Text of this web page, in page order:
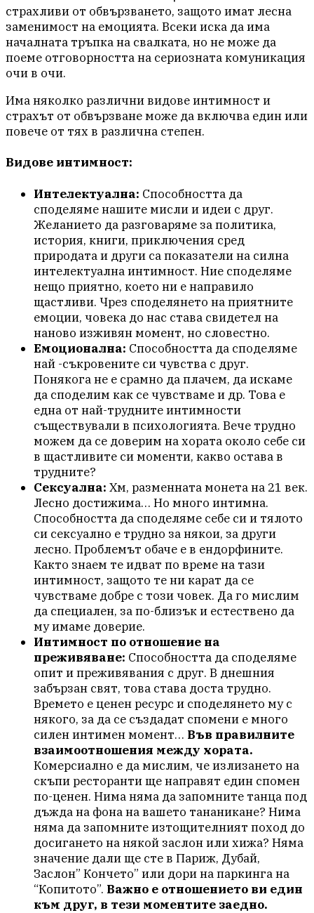
страхливи от обвързването, защото имат лесна
заменимост на емоцията. Всеки иска да има
началната тръпка на свалката, но не може да
поеме отговорността на сериозната комуникация
очи в очи.
Има няколко различни видове интимност и
страхът от обвързване може да включва един или
повече от тях в различна степен.
Видове интимност:
Интелектуална: Способността да
споделяме нашите мисли и идеи с друг.
Желанието да разговаряме за политика,
история, книги, приключения сред
природата и други са показатели на силна
интелектуална интимност. Ние споделяме
нещо приятно, което ни е направило
щастливи. Чрез споделянето на приятните
емоции, човека до нас става свидетел на
наново изживян момент, но словестно.
Емоционална: Способността да споделяме
най -съкровените си чувства с друг.
Понякога не е срамно да плачем, да искаме
да споделим как се чувстваме и др. Това е
една от най-трудните интимности
съществували в психологията. Вече трудно
можем да се доверим на хората около себе си
в щастливите си моменти, какво остава в
трудните?
Сексуална: Хм, разменната монета на 21 век.
Лесно достижима… Но много интимна.
Способността да споделяме себе си и тялото
си сексуално е трудно за някои, за други
лесно. Проблемът обаче е в ендорфините.
Както знаем те идват по време на тази
интимност, защото те ни карат да се
чувстваме добре с този човек. Да го мислим
да специален, за по-близък и естествено да
му имаме доверие.
Интимност по отношение на
преживяване: Способността да споделяме
опит и преживявания с друг. В днешния
забързан свят, това става доста трудно.
Времето е ценен ресурс и споделянето му с
някого, за да се създадат спомени е много
силен интимен момент… Във правилните
взаимоотношения между хората.
Комерсиално е да мислим, че излизането на
скъпи ресторанти ще направят един спомен
по-ценен. Нима няма да запомните танца под
дъжда на фона на вашето тананикане? Нима
няма да запомните изтощителният поход до
досигането на някой заслон или хижа? Няма
значение дали ще сте в Париж, Дубай,
Заслон” Кончето” или дори на паркинга на
“Копитото”. Важно е отношението ви един
към друг, в тези моментите заедно.